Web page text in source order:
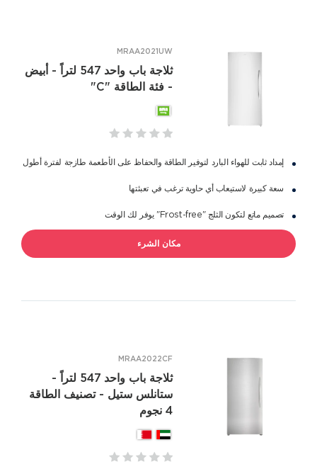
MRAA2021UW
ثلاجة باب واحد 547 لتراً - أبيض
- فئة الطاقة "C"
إمداد ثابت للهواء البارد لتوفير الطاقة والحفاظ على الأطعمة طازجة لفترة أطول
سعة كبيرة لاستيعاب أي حاوية ترغب في تعبئتها
تصميم ماتع لتكون الثلج "Frost-free" يوفر لك الوقت
مكان الشرء
MRAA2022CF
ثلاجة باب واحد 547 لتراً -
ستانلس ستيل - تصنيف الطاقة
4 نجوم